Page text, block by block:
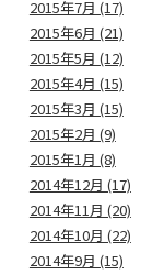
2015年7月 (17)
2015年6月 (21)
2015年5月 (12)
2015年4月 (15)
2015年3月 (15)
2015年2月 (9)
2015年1月 (8)
2014年12月 (17)
2014年11月 (20)
2014年10月 (22)
2014年9月 (15)